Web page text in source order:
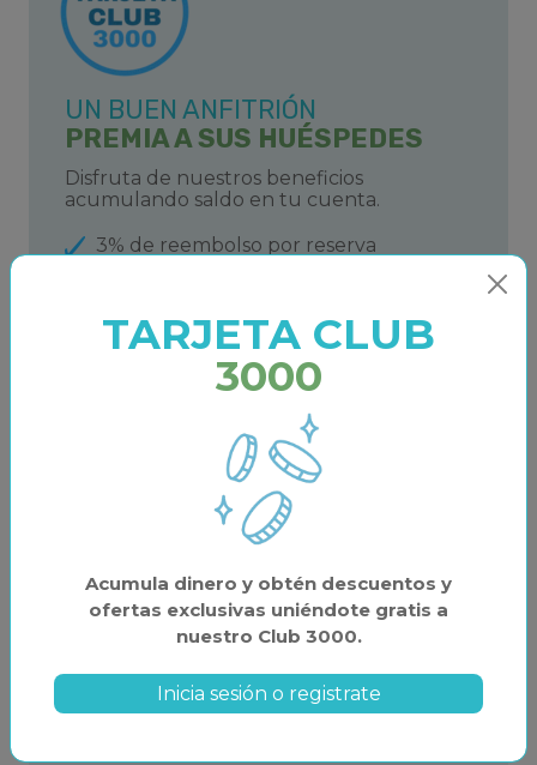
UN BUEN ANFITRIÓN
PREMIA A SUS HUÉSPEDES
Disfruta de nuestros beneficios
acumulando saldo en tu cuenta.
3% de reembolso por reserva
QUIERO DARME DE ALTA
TARJETA CLUB
3000
Acumula dinero y obtén descuentos y
ofertas exclusivas uniéndote gratis a
nuestro Club 3000.
Inicia sesión o registrate